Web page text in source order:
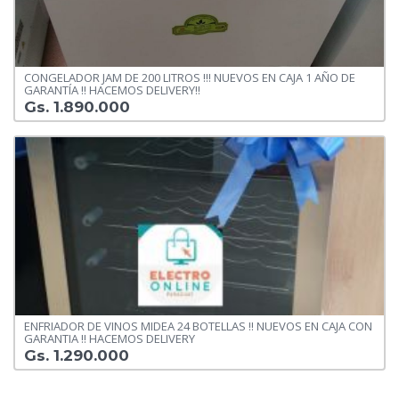
CONGELADOR JAM DE 200 LITROS !!! NUEVOS EN CAJA 1 AÑO DE
GARANTÍA !! HACEMOS DELIVERY!!
Gs. 1.890.000
ENFRIADOR DE VINOS MIDEA 24 BOTELLAS !! NUEVOS EN CAJA CON
GARANTIA !! HACEMOS DELIVERY
Gs. 1.290.000